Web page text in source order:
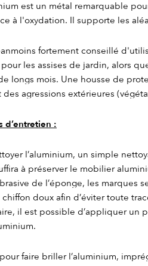
est un métal remarquable
à l'oxydation. Il supporte les
fortement conseillé
les assises de jardin, alors
longs mois. Une housse de
des agressions extérieures
d’entretien :
l’aluminium, un simple
à préserver le mobilier
de l’éponge, les marques
chiffon doux afin d’éviter toute
il est possible d’appliquer un
faire briller l’aluminium,